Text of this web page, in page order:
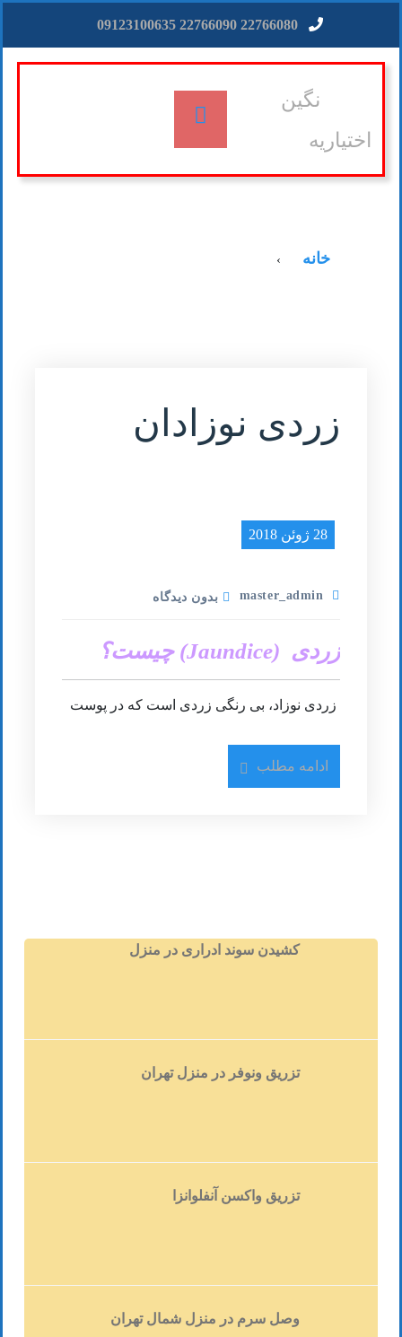
نگین
اختیاریه
خانه ›
زردی نوزادان
28 ژوئن 2018
master_admin بدون دیدگاه
زردی (Jaundice) چیست؟
زردی نوزاد، بی رنگی زردی است که در پوست
چرا زردی در نوزادان به وقوع می پیوندد؟ چرا
که خون نوزاد دارای بیلی روبین مازاد می گردد
(bili-ih-ROO-bin)، رندگانه ای زرد رنگ به وجود
کافی بلوغ نیافته و کامل نشده است تا بیلی
روبین تولید شده در خون را از جریان خون خارج
درمان های غیر تهاجمی، پاسخگو خواهد بود.
نشانه های زردی در نوزادان چیست؟
ادامه مطلب
کشیدن سوند ادراری در منزل
تزریق ونوفر در منزل تهران
تزریق واکسن آنفلوانزا
وصل سرم در منزل شمال تهران